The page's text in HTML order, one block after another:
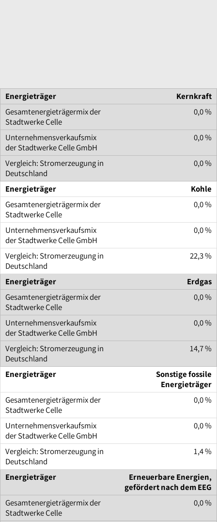
Kernkraft
0,0 %
0,0 %
0,0 %
Kohle
0,0 %
0,0 %
22,3 %
Erdgas
0,0 %
0,0 %
14,7 %
Sonstige fossile
Energieträger
0,0 %
0,0 %
1,4 %
Erneuerbare Energien,
gefördert nach dem EEG
0,0 %